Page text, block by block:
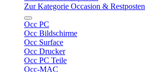
Zur Kategorie Occasion & Restposten
Occ PC
Occ Bildschirme
Occ Surface
Occ Drucker
Occ PC Teile
Occ-MAC